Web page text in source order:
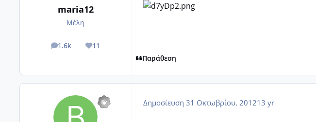
maria12
Μέλη
1.6k
posts 11
Reputation
Παράθεση
Δημοσίευση 31 Οκτωβρίου, 201213 yr